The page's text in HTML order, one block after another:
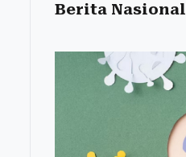
Berita Nasional